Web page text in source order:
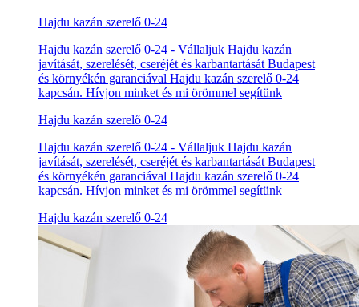
Hajdu kazán szerelő 0-24
Hajdu kazán szerelő 0-24 - Vállaljuk Hajdu kazán
javítását, szerelését, cseréjét és karbantartását Budapest
és környékén garanciával Hajdu kazán szerelő 0-24
kapcsán. Hívjon minket és mi örömmel segítünk
Hajdu kazán szerelő 0-24
Hajdu kazán szerelő 0-24 - Vállaljuk Hajdu kazán
javítását, szerelését, cseréjét és karbantartását Budapest
és környékén garanciával Hajdu kazán szerelő 0-24
kapcsán. Hívjon minket és mi örömmel segítünk
Hajdu kazán szerelő 0-24